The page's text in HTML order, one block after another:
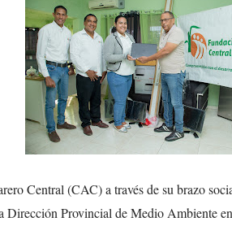
Central (CAC) a través de su brazo
Dirección Provincial de Medio Ambiente